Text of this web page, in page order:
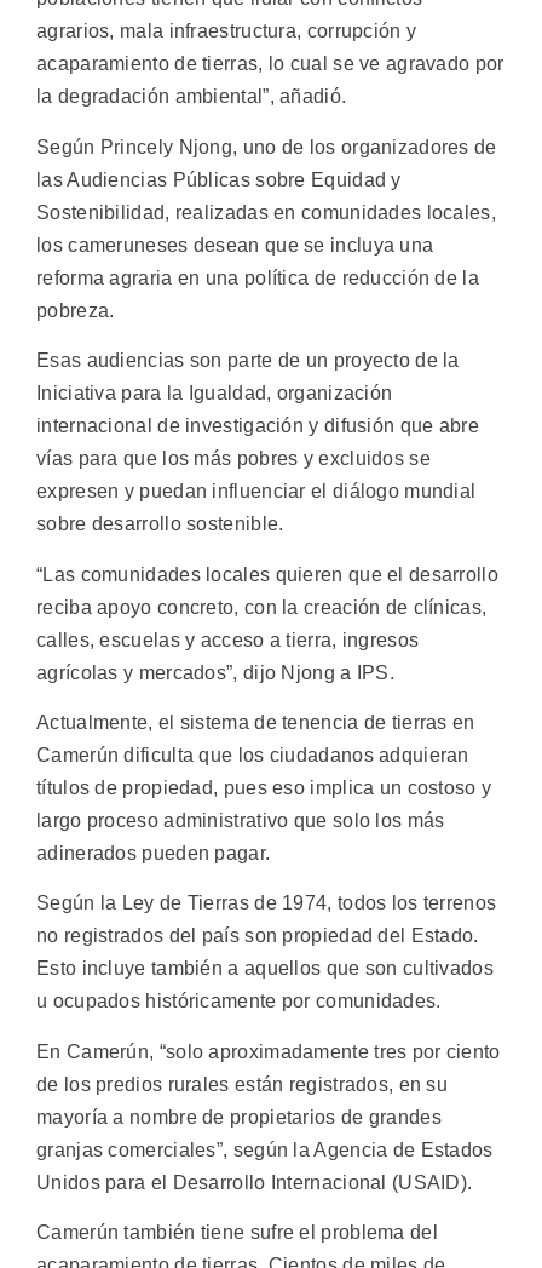
agrarios, mala infraestructura, corrupción y
acaparamiento de tierras, lo cual se ve agravado por
la degradación ambiental”, añadió.
Según Princely Njong, uno de los organizadores de
las Audiencias Públicas sobre Equidad y
Sostenibilidad, realizadas en comunidades locales,
los cameruneses desean que se incluya una
reforma agraria en una política de reducción de la
pobreza.
Esas audiencias son parte de un proyecto de la
Iniciativa para la Igualdad, organización
internacional de investigación y difusión que abre
vías para que los más pobres y excluidos se
expresen y puedan influenciar el diálogo mundial
sobre desarrollo sostenible.
“Las comunidades locales quieren que el desarrollo
reciba apoyo concreto, con la creación de clínicas,
calles, escuelas y acceso a tierra, ingresos
agrícolas y mercados”, dijo Njong a IPS.
Actualmente, el sistema de tenencia de tierras en
Camerún dificulta que los ciudadanos adquieran
títulos de propiedad, pues eso implica un costoso y
largo proceso administrativo que solo los más
adinerados pueden pagar.
Según la Ley de Tierras de 1974, todos los terrenos
no registrados del país son propiedad del Estado.
Esto incluye también a aquellos que son cultivados
u ocupados históricamente por comunidades.
En Camerún, “solo aproximadamente tres por ciento
de los predios rurales están registrados, en su
mayoría a nombre de propietarios de grandes
granjas comerciales”, según la Agencia de Estados
Unidos para el Desarrollo Internacional (USAID).
Camerún también tiene sufre el problema del